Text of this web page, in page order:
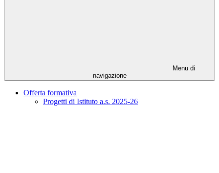
Menu di
navigazione
Offerta formativa
Progetti di Istituto a.s. 2025-26